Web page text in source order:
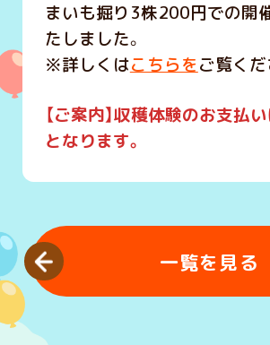
まいも掘り3株200円での開
たしました。
※詳しくはこちらをご覧くだ
【ご案内】収穫体験のお支払
となります。
一覧を見る